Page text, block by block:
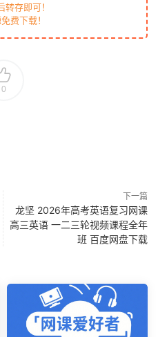
存即可！
费下载！
0
下一篇
龙坚 2026年高考英语复习网课
高三英语 一二三轮视频课程全年
班 百度网盘下载